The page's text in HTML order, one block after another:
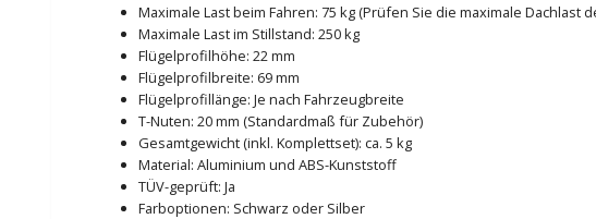
Maximale Last beim Fahren: 75 kg (Prüfen Sie die maximale Dachlast
Maximale Last im Stillstand: 250 kg
Flügelprofilhöhe: 22 mm
Flügelprofilbreite: 69 mm
Flügelprofillänge: Je nach Fahrzeugbreite
T-Nuten: 20 mm (Standardmaß für Zubehör)
Gesamtgewicht (inkl. Komplettset): ca. 5 kg
Material: Aluminium und ABS-Kunststoff
TÜV-geprüft: Ja
Farboptionen: Schwarz oder Silber